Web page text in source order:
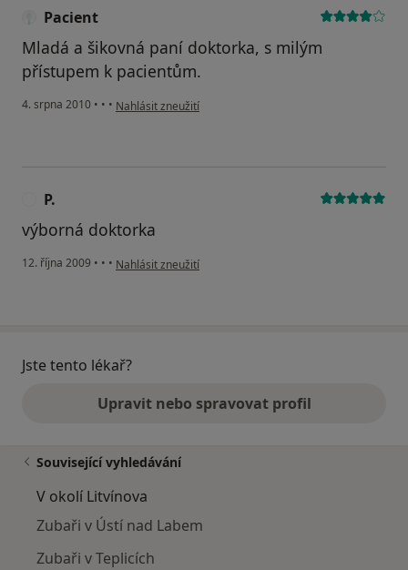
Pacient
Mladá a šikovná paní doktorka, s milým
přístupem k pacientům.
4. srpna 2010 • • • podle názoru uživatele Pacient
Nahlásit zneužití
P.
výborná doktorka
12. října 2009 • • • podle názoru uživatele P.
Nahlásit zneužití
Jste tento lékař?
Upravit nebo spravovat profil
Související vyhledávání
V okolí Litvínova
Zubaři v Ústí nad Labem
Zubaři v Teplicích